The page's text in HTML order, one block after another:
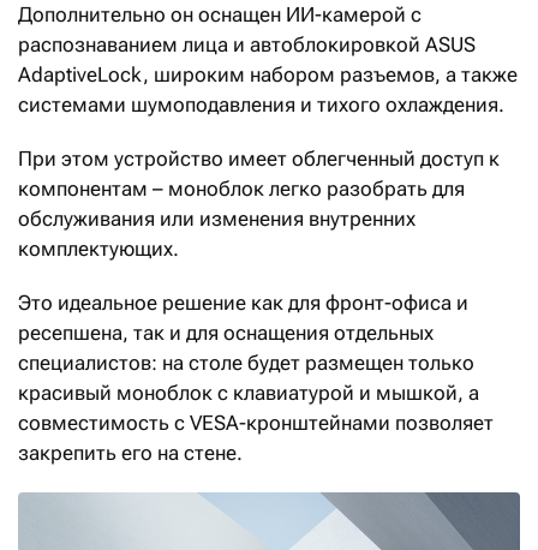
Дополнительно он оснащен ИИ-камерой с
распознаванием лица и автоблокировкой ASUS
AdaptiveLock, широким набором разъемов, а также
системами шумоподавления и тихого охлаждения.
При этом устройство имеет облегченный доступ к
компонентам – моноблок легко разобрать для
обслуживания или изменения внутренних
комплектующих.
Это идеальное решение как для фронт-офиса и
ресепшена, так и для оснащения отдельных
специалистов: на столе будет размещен только
красивый моноблок с клавиатурой и мышкой, а
совместимость с VESA-кронштейнами позволяет
закрепить его на стене.